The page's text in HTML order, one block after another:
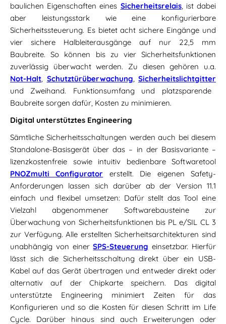
baulichen Eigenschaften eines Sicherheitsrelais, ist dabei
aber leistungsstark wie eine konfigurierbare
Sicherheitssteuerung. Es bietet acht sichere Eingänge und
vier sichere Halbleiterausgänge auf nur 22,5 mm
Baubreite. So können bis zu vier Sicherheitsfunktionen
zuverlässig überwacht werden. Zu diesen gehören u.a.
Not-Halt Schutztürüberwachung Sicherheitslichtgitter
und Zweihand. Funktionsumfang und platzsparende
Baubreite sorgen dafür, Kosten zu minimieren.
Digital unterstütztes Engineering
Sämtliche Sicherheitsschaltungen werden auch bei diesem
Standalone-Basisgerät über das – in der Basisvariante –
lizenzkostenfreie sowie intuitiv bedienbare Softwaretool
PNOZmulti Configurator erstellt. Die eigenen Safety-
Anforderungen lassen sich darüber ab der Version 11.1
einfach und flexibel umsetzen: Dafür stellt das Tool eine
Vielzahl abgenommener Softwarebausteine zur
Überwachung von Sicherheitsfunktionen bis PL e/SIL CL 3
zur Verfügung. Alle erstellten Sicherheitsarchitekturen sind
unabhängig von einerSPS-Steuerung einsetzbar. Hierfür
lässt sich die Sicherheitsschaltung direkt über ein USB-
Kabel auf das Gerät übertragen und entweder direkt oder
alternativ auf der Chipkarte speichern. Das digital
unterstützte Engineering minimiert Zeiten für das
Konfigurieren und so die Kosten für diesen Schritt im Life
Cycle. Darüber hinaus sind auch Erweiterungen oder